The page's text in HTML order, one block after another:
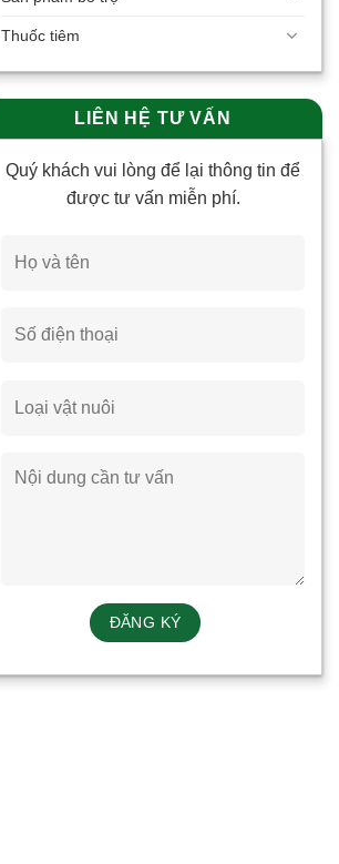
Thuốc tiêm
LIÊN HỆ TƯ VẤN
Quý khách vui lòng để lại thông tin để
được tư vấn miễn phí.